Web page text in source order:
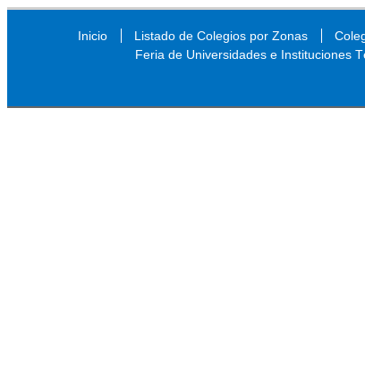
Inicio
Listado de Colegios por Zonas
Feria de Universidades e Instituciones